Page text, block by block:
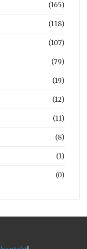
(165)
(118)
(107)
(79)
(19)
(12)
(11)
(8)
(1)
(0)